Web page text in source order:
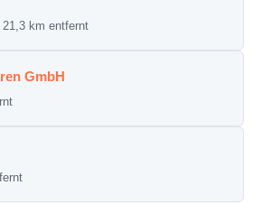
21,3 km entfernt
GmbH